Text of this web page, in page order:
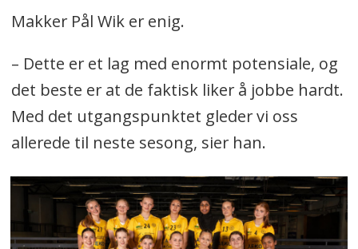
Makker Pål Wik er enig.
– Dette er et lag med enormt potensiale, og
det beste er at de faktisk liker å jobbe hardt.
Med det utgangspunktet gleder vi oss
allerede til neste sesong, sier han.